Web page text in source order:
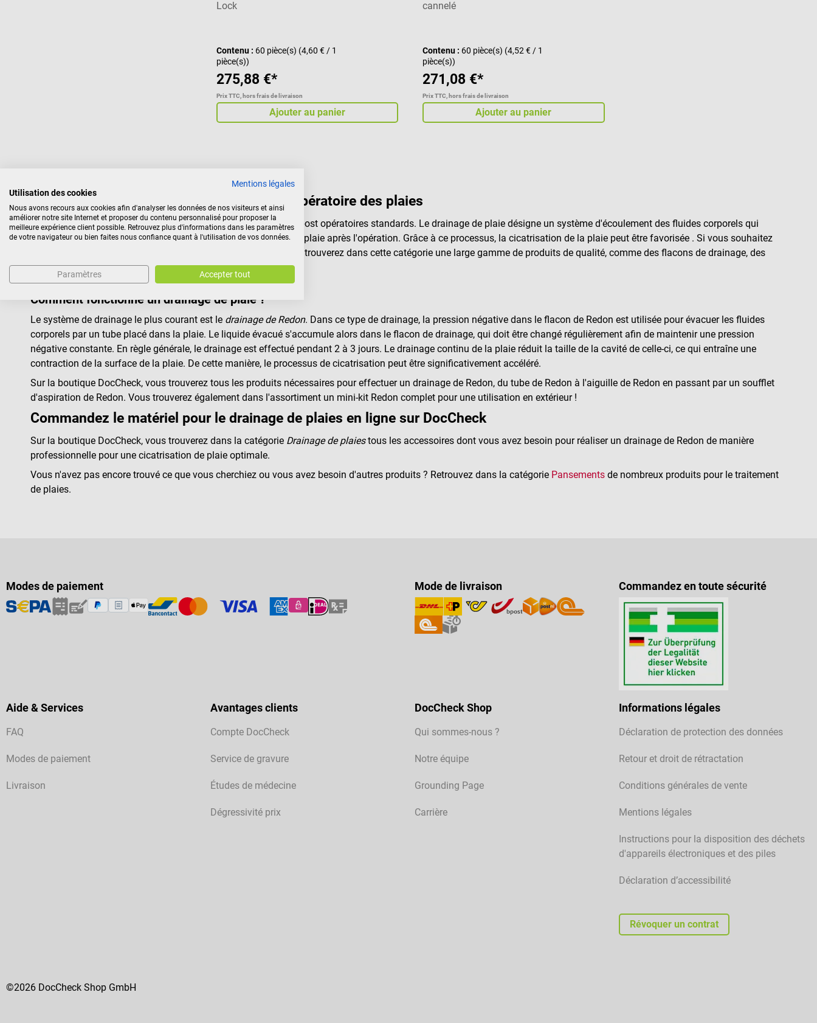
Lock
Contenu : 60 pièce(s) (4,60 € / 1
pièce(s))
275,88 €*
Prix TTC, hors frais de livraison
Ajouter au panier
cannelé
Contenu : 60 pièce(s) (4,52 € / 1
pièce(s))
271,08 €*
Prix TTC, hors frais de livraison
Ajouter au panier
Drainage de plaies pour le traitement postopératoire des plaies
Le drainage et la fermeture de plaies font partie des processus post opératoires standards. Le drainage de plaie désigne un système d'écoulement des fluides corporels qui
permet d'évacuer temporairement le sang et les sécrétions de la plaie après l'opération. Grâce à ce processus, la cicatrisation de la plaie peut être favorisée . Si vous souhaitez
acheter des accessoires pour réaliser un drainage de plaie, vous trouverez dans cette catégorie une large gamme de produits de qualité, comme des flacons de drainage, des
tubes de drainage ou des aiguilles de Redon.
Comment fonctionne un drainage de plaie ?
Le système de drainage le plus courant est le drainage de Redon. Dans ce type de drainage, la pression négative dans le flacon de Redon est utilisée pour évacuer les fluides
corporels par un tube placé dans la plaie. Le liquide évacué s'accumule alors dans le flacon de drainage, qui doit être changé régulièrement afin de maintenir une pression
négative constante. En règle générale, le drainage est effectué pendant 2 à 3 jours. Le drainage continu de la plaie réduit la taille de la cavité de celle-ci, ce qui entraîne une
contraction de la surface de la plaie. De cette manière, le processus de cicatrisation peut être significativement accéléré.
Sur la boutique DocCheck, vous trouverez tous les produits nécessaires pour effectuer un drainage de Redon, du tube de Redon à l'aiguille de Redon en passant par un soufflet
d'aspiration de Redon. Vous trouverez également dans l'assortiment un mini-kit Redon complet pour une utilisation en extérieur !
Commandez le matériel pour le drainage de plaies en ligne sur DocCheck
Sur la boutique DocCheck, vous trouverez dans la catégorie Drainage de plaiestous les accessoires dont vous avez besoin pour réaliser un drainage de Redon de manière
professionnelle pour une cicatrisation de plaie optimale.
Vous n'avez pas encore trouvé ce que vous cherchiez ou vous avez besoin d'autres produits ? Retrouvez dans la catégorie Pansements de nombreux produits pour le traitement
de plaies.
Modes de paiement Mode de livraison Commandez en toute sécurité
Aide & Services
FAQ
Modes de paiement
Livraison
Avantages clients
Compte DocCheck
Service de gravure
Études de médecine
Dégressivité prix
DocCheck Shop
Qui sommes-nous ?
Notre équipe
Grounding Page
Carrière
Informations légales
Déclaration de protection des données
Retour et droit de rétractation
Conditions générales de vente
Mentions légales
Instructions pour la disposition des déchets
d'appareils électroniques et des piles
Déclaration d’accessibilité
Révoquer un contrat
©2026 DocCheck Shop GmbH
Mentions légales
Utilisation des cookies
Nous avons recours aux cookies afin d'analyser les données de nos visiteurs et ainsi
améliorer notre site Internet et proposer du contenu personnalisé pour proposer la
meilleure expérience client possible. Retrouvez plus d'informations dans les paramètres
de votre navigateur ou bien faites nous confiance quant à l'utilisation de vos données.
Paramètres Accepter tout